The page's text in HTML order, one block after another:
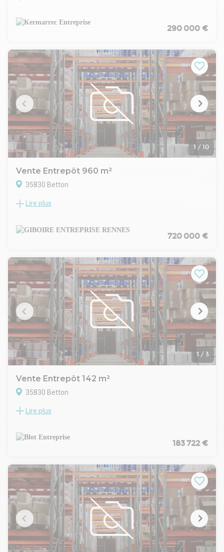
ensemble immobilier neuf, une cellule d'activités de 230 m²
développés composée d'une surface au sol de 190 m²
stationnements privatif.
Honoraires inclus de 7% HT à la charge de l'acquéreur. Prix
hors honoraires 290 000 € HT. Non soumis au DPE. Les
informations sur les risques auxquels ce bien est exposé
sont disponibles sur le site Géorisques : georisques.gouv.fr.
290 000 €
1 / 10
Vente Entrepôt 960 m²
35830 Betton
A VENDRE / GIBOIRE ENTREPRISE propose au Nord de
de 960 m² environ
Situé au nord de RENNES, à 10 minutes de la rocade Nord et
sanitaires
-410 m² d'ATELIER isolé, hauteur libre de 3m sous faux
plafond, une porte sectionnelle, aérothermes électriques, 2
compteurs bleus
FONCIER TOTAL de 3146 m² environ, en partie bitumé, avec
stationnements privatifs.
Lire plus
720 000 €
1 / 3
Vente Entrepôt 142 m²
35830 Betton
À vendre à Betton, au sein d'un parc d'activités : local neuf,
- Surface totale d'environ 142 m²
- Mezzanine de 30 % à 50 % de la surface
Situé à seulement 8 min de la rocade Nord, ce local bénéficie
d'une excellente accessibilité. Le terrain est entièrement
clôturé avec un portail à l'entrée.
Points forts :
- Hauteur sous faîtage de 7 mètres - hauteur sous sablières
de 6 mètres
- Couverture en bac acier
Disponibilité : T1 2028
Lire plus
183 722 €